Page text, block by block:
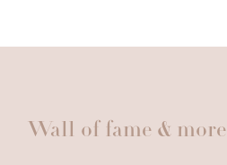
Wall of fame & more